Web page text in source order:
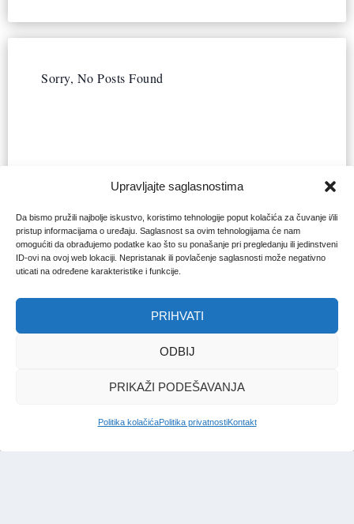
Upravljajte saglasnostima
Da bismo pružili najbolje iskustvo, koristimo tehnologije poput kolačića za čuvanje i/ili
pristup informacijama o uređaju. Saglasnost sa ovim tehnologijama će nam
omogućiti da obrađujemo podatke kao što su ponašanje pri pregledanju ili jedinstveni
ID-ovi na ovoj web lokaciji. Nepristanak ili povlačenje saglasnosti može negativno
uticati na određene karakteristike i funkcije.
PRIHVATI
ODBIJ
PRIKAŽI PODEŠAVANJA
Politika kolačićaPolitika privatnostiKontakt
Sorry, No Posts Found